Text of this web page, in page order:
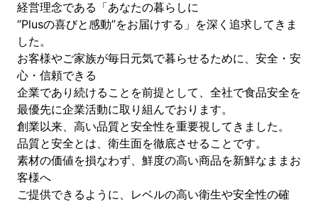
経営理念である「あなたの暮らしに
“Plusの喜びと感動”をお届けする」を深く追求してきま
した。
お客様やご家族が毎日元気で暮らせるために、安全・安
心・信頼できる
企業であり続けることを前提として、全社で食品安全を
最優先に企業活動に取り組んでおります。
創業以来、高い品質と安全性を重要視してきました。
品質と安全とは、衛生面を徹底させることです。
素材の価値を損なわず、鮮度の高い商品を新鮮なままお
客様へ
ご提供できるように、レベルの高い衛生や安全性の確